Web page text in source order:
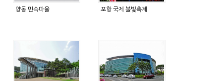
양동 민속마을 포항 국제 불빛축제